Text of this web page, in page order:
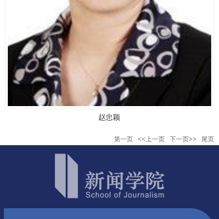
赵忠颖
第一页 <<上一页 下一页>> 尾页